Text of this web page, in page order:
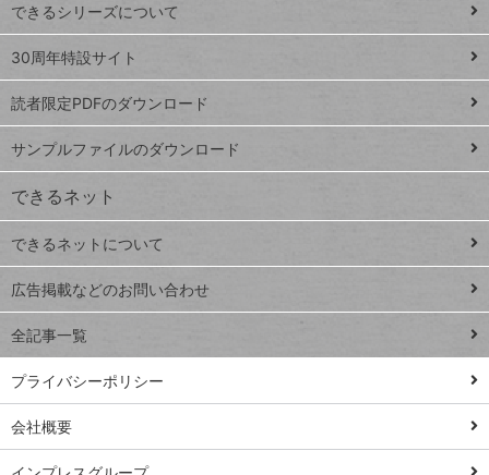
Google
スプレ
ッドシ
ート
iPhone
VLOOKUP
close
閉じ
る
ト
ッ
プ
ペ
ジ
連載
Excel Q&A
トイアンナ流仕
事術
PowerAutomate
ではじめる業務
の完全自動化
AI議事録作成術
できるシリーズについて
30周年特設サイト
読者限定PDFのダウンロード
サンプルファイルのダウンロード
できるネット
できるネットについて
広告掲載などのお問い合わせ
全記事一覧
プライバシーポリシー
会社概要